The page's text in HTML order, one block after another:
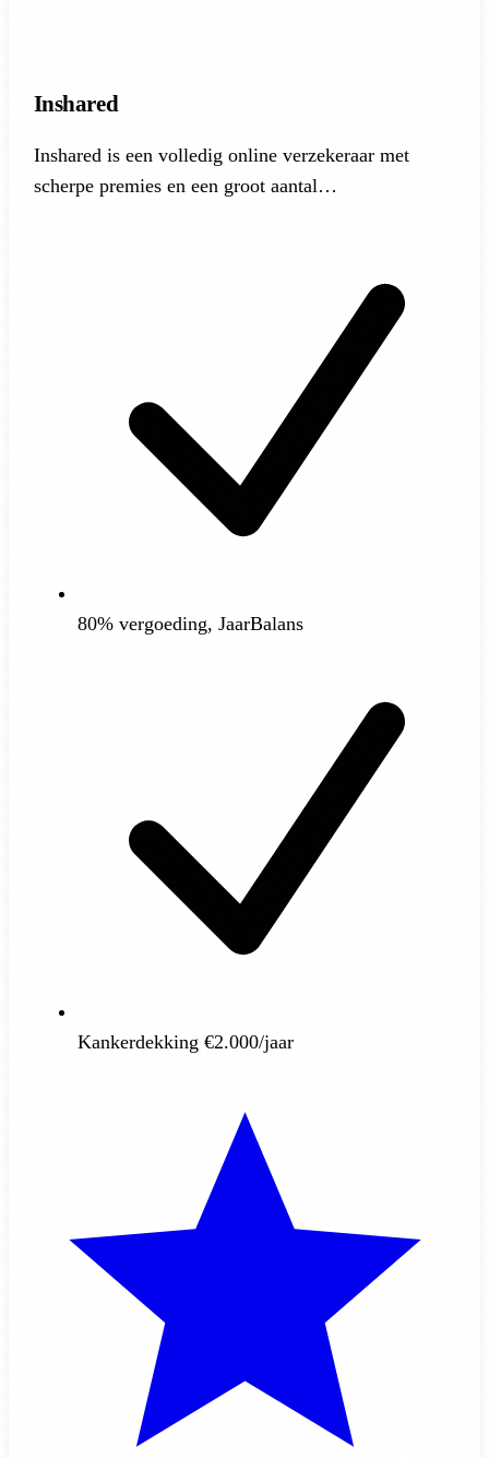
Inshared
Inshared is een volledig online verzekeraar met
scherpe premies en een groot aantal
80% vergoeding, JaarBalans
Kankerdekking €2.000/jaar